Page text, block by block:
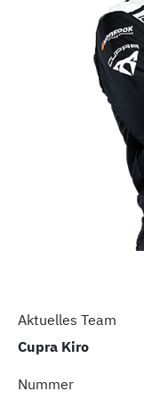
Aktuelles Team
Cupra Kiro
Nummer